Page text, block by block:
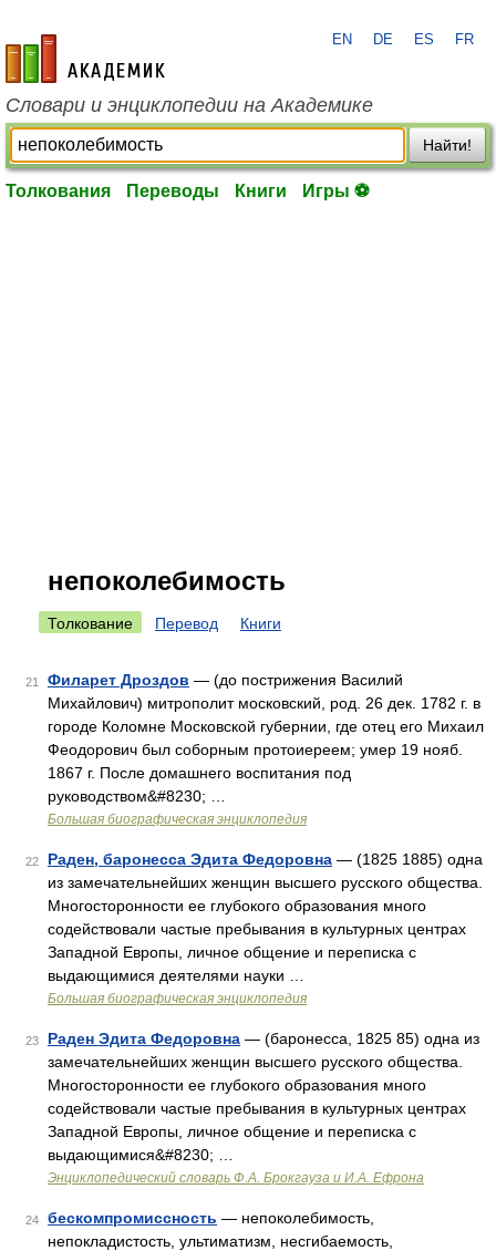
academic.ru
EN DE ES FR
Словари и энциклопедии на Академике
Найти!
Толкования Переводы Книги Игры ⚽
непоколебимость
Толкование Перевод Книги
21 Филарет Дроздов — (до пострижения Василий
Михайлович) митрополит московский, род. 26 дек. 1782 г. в
городе Коломне Московской губернии, где отец его Михаил
Феодорович был соборным протоиереем; умер 19 нояб.
1867 г. После домашнего воспитания под
руководством&#8230; …
Большая биографическая энциклопедия
22 Раден, баронесса Эдита Федоровна — (1825 1885) одна
из замечательнейших женщин высшего русского общества.
Многосторонности ее глубокого образования много
содействовали частые пребывания в культурных центрах
Западной Европы, личное общение и переписка с
выдающимися деятелями науки …
Большая биографическая энциклопедия
23 Раден Эдита Федоровна — (баронесса, 1825 85) одна из
замечательнейших женщин высшего русского общества.
Многосторонности ее глубокого образования много
содействовали частые пребывания в культурных центрах
Западной Европы, личное общение и переписка с
выдающимися&#8230; …
Энциклопедический словарь Ф.А. Брокгауза и И.А. Ефрона
24 бескомпромиссность — непоколебимость,
непокладистость, ультиматизм, несгибаемость,